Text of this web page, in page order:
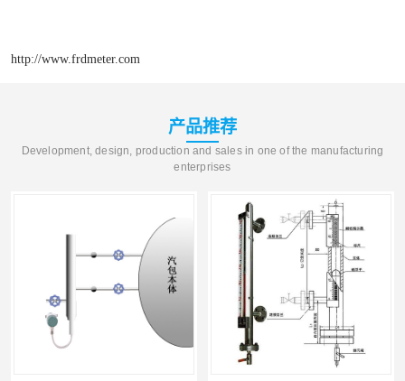
http://www.frdmeter.com
产品推荐
Development, design, production and sales in one of the manufacturing
enterprises